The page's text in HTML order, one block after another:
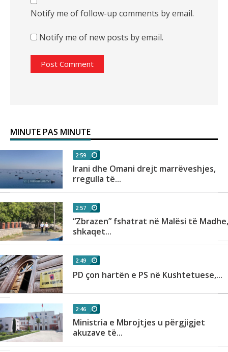
Notify me of follow-up comments by email.
Notify me of new posts by email.
MINUTE PAS MINUTE
2:59
Irani dhe Omani drejt marrëveshjes,
rregulla të...
2:57
“Zbrazen” fshatrat në Malësi të Madhe,
shkaqet...
2:49
PD çon hartën e PS në Kushtetuese,...
2:46
Ministria e Mbrojtjes u përgjigjet
akuzave të...